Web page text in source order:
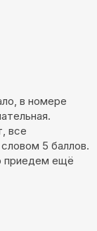
в номере
все
5 баллов.
приедем ещё